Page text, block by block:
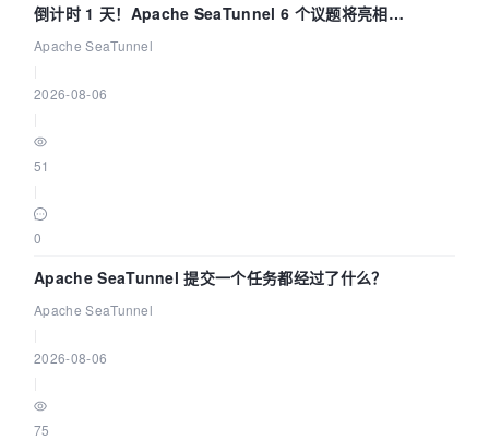
倒计时 1 天！Apache SeaTunnel 6 个议题将亮相
Community Over Code Asia 2026
Apache SeaTunnel
2026-08-06
51
0
Apache SeaTunnel 提交一个任务都经过了什么？
Apache SeaTunnel
2026-08-06
75